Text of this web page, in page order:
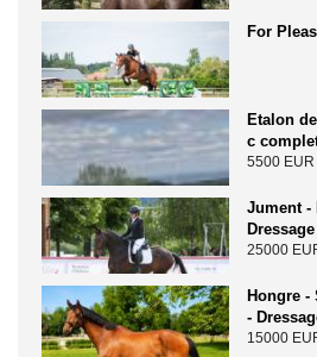
For
Etalon
c
5500 EUR
Jument -
25000
Hongre -
-
15000